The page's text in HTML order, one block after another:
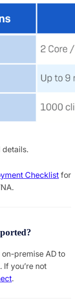
Checklistfor
premise AD to
you’re not
.